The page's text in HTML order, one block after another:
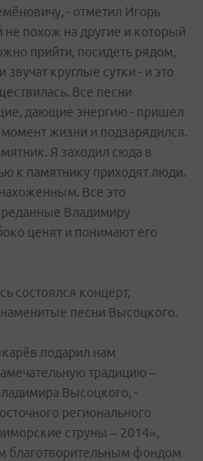
- отметил Игорь
похож на другие и который
прийти, посидеть рядом,
круглые сутки - и это
Все песни
дающие энергию - пришел
жизни и подзарядился.
Я заходил сюда в
к памятнику приходят люди.
Все это
Владимиру
ценят и понимают его
состоялся концерт,
песни Высоцкого.
подарил нам
традицию –
Высоцкого, -
регионального
струны – 2014»,
благотворительным фондом